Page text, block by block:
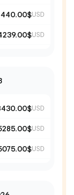
USD
USD
USD
USD
USD